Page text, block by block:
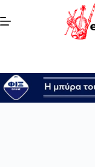
στο
περιεχόμενο